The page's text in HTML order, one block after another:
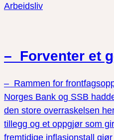
Arbeidsliv
– Forventer et
– Rammen for
Norges Bank og SSB
den store overraskelsen
tillegg og et oppgjør som
fremtidige inflasjonstall